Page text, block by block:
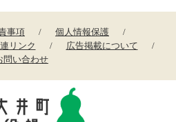
事項
個人情報保護
リンク
広告掲載について
問い合わせ